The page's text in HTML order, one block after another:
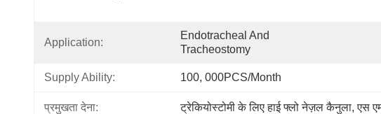
Application:
Endotracheal And
Tracheostomy
Supply Ability: 100, 000PCS/Month
प्रमुखता देना: ट्रेकियोस्टोमी के लिए हाई फ्लो नेज़ल कैनुला, एस